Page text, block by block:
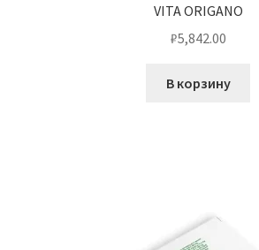
VITA ORIGANO
₽5,842.00
В корзину